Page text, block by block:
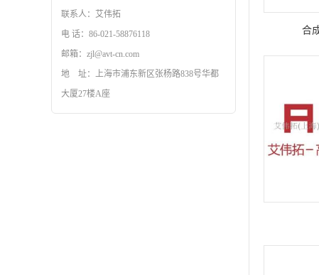
联系人：艾伟拓
电 话：86-021-58876118
邮箱：zjl@avt-cn.com
地 址：上海市浦东新区张杨路838号华都
大厦27楼A座
合